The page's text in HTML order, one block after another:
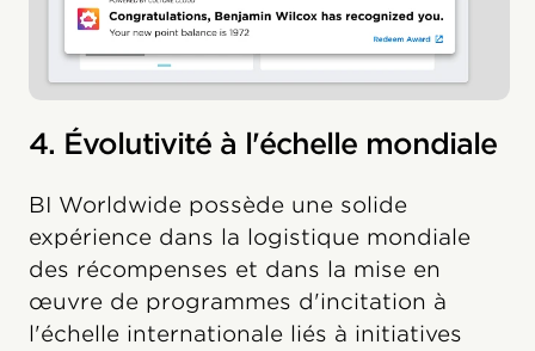
4. Évolutivité à l'échelle mondiale
BI Worldwide possède une solide
expérience dans la logistique mondiale
des récompenses et dans la mise en
œuvre de programmes d'incitation à
l'échelle internationale liés à initiatives